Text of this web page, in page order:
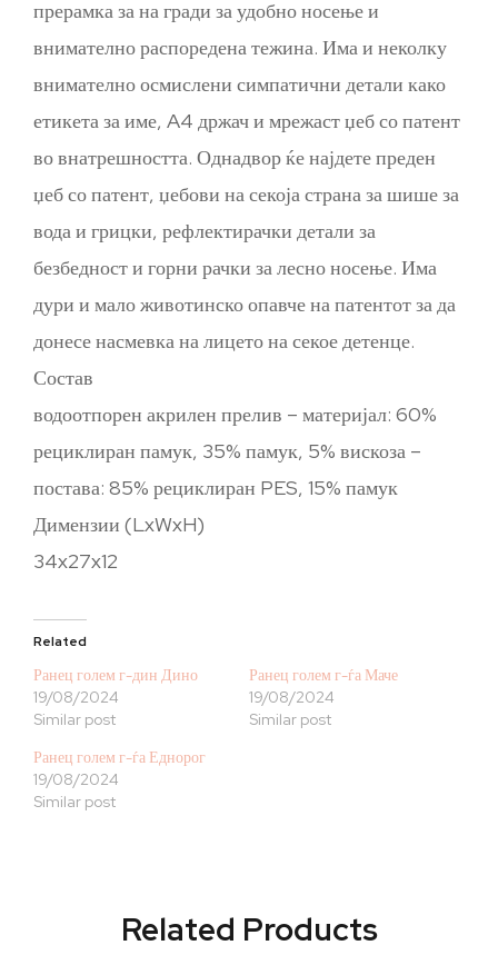
прерамка за на гради за удобно носење и
внимателно распоредена тежина. Има и неколку
внимателно осмислени симпатични детали како
етикета за име, A4 држач и мрежаст џеб со патент
во внатрешността. Однадвор ќе најдете преден
џеб со патент, џебови на секоја страна за шише за
вода и грицки, рефлектирачки детали за
безбедност и горни рачки за лесно носење. Има
дури и мало животинско опавче на патентот за да
донесе насмевка на лицето на секое детенце.
Состав
водоотпорен акрилен прелив – материјал: 60%
рециклиран памук, 35% памук, 5% вискоза –
постава: 85% рециклиран PES, 15% памук
Димензии (LxWxH)
34x27x12
Related
Ранец голем г-дин Дино
19/08/2024
Similar post
Ранец голем г-ѓа Маче
19/08/2024
Similar post
Ранец голем г-ѓа Еднорог
19/08/2024
Similar post
Related Products